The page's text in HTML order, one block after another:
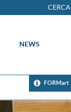
CERCA
NEWS
FORMart